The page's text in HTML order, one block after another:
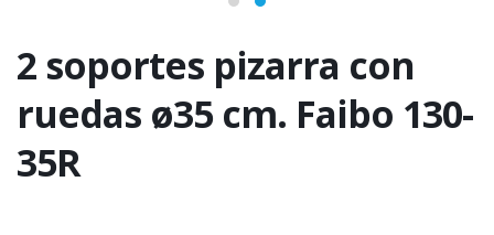
2 soportes pizarra con
ruedas ø35 cm. Faibo 130-
35R